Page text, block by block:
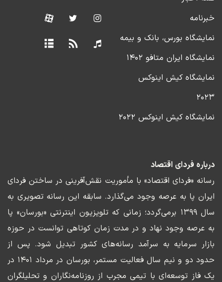
خبرنامه
نمایشگاه بورس، بانک و بیمه
نمایشگاه ایران متافو ۱۴۰۲
نمایشگاه کیش اینوکس
۲۰۲۳
نمایشگاه کیش اینوکس ۲۰۲۲
درباره فردای اقتصاد
رسانه «فردای اقتصاد» با مأموریت نقش‌آفرینی در ساختن فردای
ایران پا به عرصه وجود می‌گذارد. سابقه این رسانه تصویری به
سال ۱۳۹۹ برمی‌گردد؛ زمانی که تلویزیون اینترنتی «بورسان» پا
به عرصه وجود نهاد و در مدت زمان کوتاهی توانست در حوزه
بازار سرمایه به سرآمد رسانه‌های کشور تبدیل شود. پس از
حدود دو و نیم سال فعالیت مستمر، بورسان در مرداد ۱۴۰۱ در
یک فاز توسعه‌ای با تیمی مجرب از روزنامه‌نگاران و تحلیلگران